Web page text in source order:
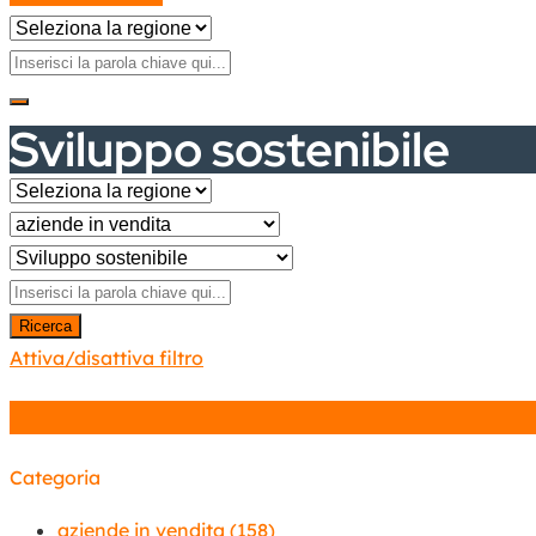
Sviluppo sostenibile
Ricerca
Attiva/disattiva filtro
Categoria
aziende in vendita (158)